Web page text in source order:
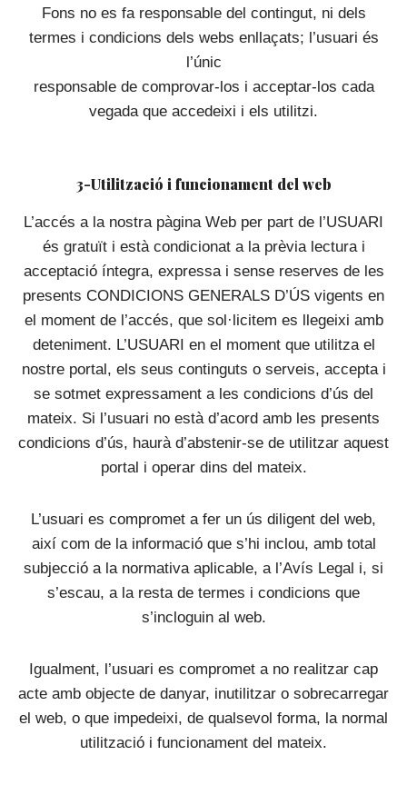
Fons no es fa responsable del contingut, ni dels
termes i condicions dels webs enllaçats; l’usuari és
l’únic
responsable de comprovar-los i acceptar-los cada
vegada que accedeixi i els utilitzi.
3-Utilització i funcionament del web
L’accés a la nostra pàgina Web per part de l’USUARI
és gratuït i està condicionat a la prèvia lectura i
acceptació íntegra, expressa i sense reserves de les
presents CONDICIONS GENERALS D’ÚS vigents en
el moment de l’accés, que sol·licitem es llegeixi amb
deteniment. L’USUARI en el moment que utilitza el
nostre portal, els seus continguts o serveis, accepta i
se sotmet expressament a les condicions d’ús del
mateix. Si l’usuari no està d’acord amb les presents
condicions d’ús, haurà d’abstenir-se de utilitzar aquest
portal i operar dins del mateix.
L’usuari es compromet a fer un ús diligent del web,
així com de la informació que s’hi inclou, amb total
subjecció a la normativa aplicable, a l’Avís Legal i, si
s’escau, a la resta de termes i condicions que
s’incloguin al web.
Igualment, l’usuari es compromet a no realitzar cap
acte amb objecte de danyar, inutilitzar o sobrecarregar
el web, o que impedeixi, de qualsevol forma, la normal
utilització i funcionament del mateix.